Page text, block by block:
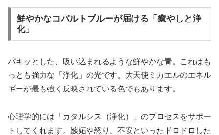
鮮やかなコバルトブルーが届ける「癒やしと浄
化」
パキッとした、吸い込まれるような鮮やかな青。これはも
っとも強力な「浄化」の光です。大天使ミカエルのエネル
ギーが最も強く反映されている色でもあります。
心理学的には「 カタルシス（浄化）
」のプロセスをサポー
トしてくれます。嫉妬や怒り、不安といったドロドロした